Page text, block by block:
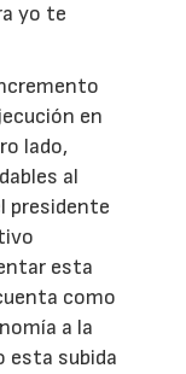
yo te
en
lado,
al
presidente
esta
como
a la
esta subida